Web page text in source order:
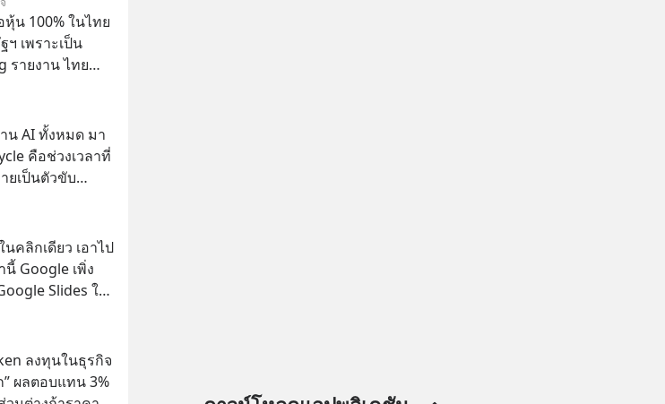
น 100% ในไทย
ฯ เพราะเป็น
รายงาน ไทย
ทียมที่ถือหุ้น
การเจรจาการ
าเป็นประเด็น
น AI ทั้งหมด มา
คือช่วงเวลาที่
ยเป็นตัวขับ
คลิกเดียว เอาไป
Google เพิ่ง
Slides ให้
ลาทำเองอีกต่อ
ลงทุนในธุรกิจ
ผลตอบแทน 3%